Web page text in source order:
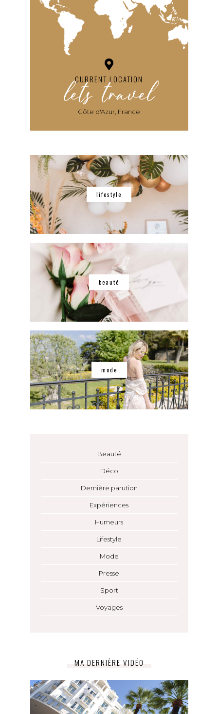
CURRENT LOCATION
lets travel
Côte d'Azur, France
lifestyle
beauté
mode
Beauté
Déco
Dernière parution
Expériences
Humeurs
Lifestyle
Mode
Presse
Sport
Voyages
MA DERNIÈRE VIDÉO